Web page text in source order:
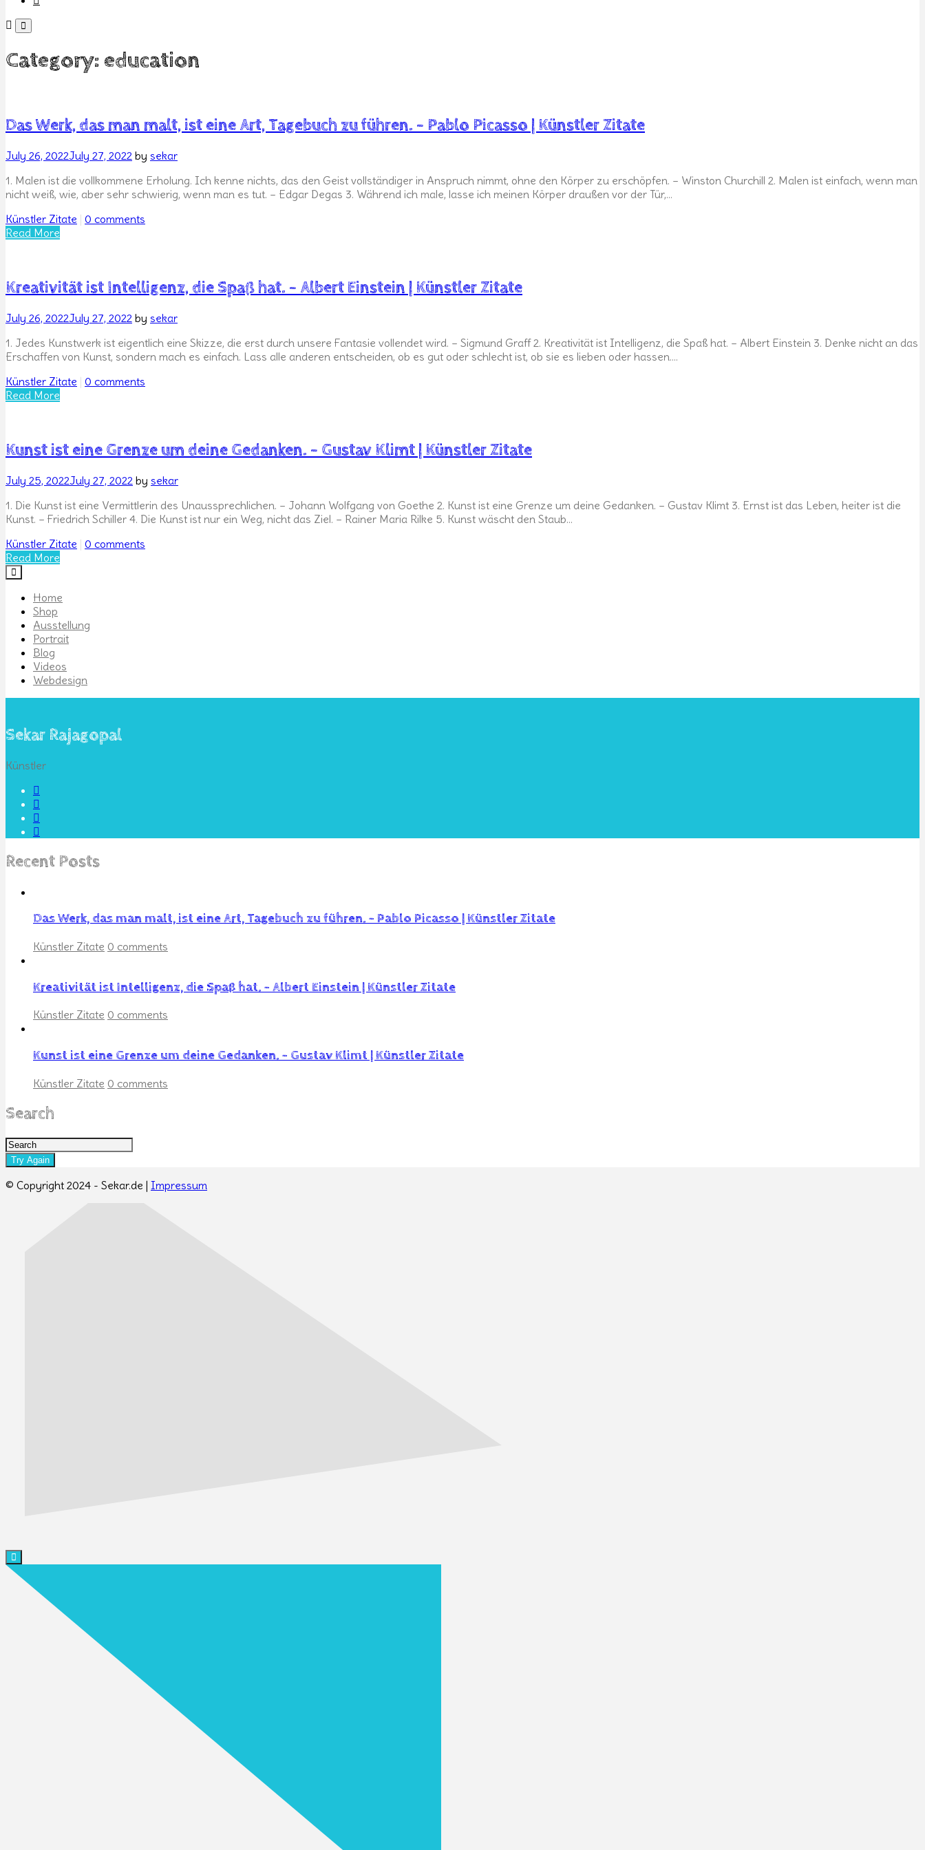
Category: education
Das Werk, das man malt, ist eine Art, Tagebuch zu führen. – Pablo Picasso | Künstler Zitate
Posted
July 26, 2022July 27, 2022 by sekar
1. Malen ist die vollkommene Erholung. Ich kenne nichts, das den Geist vollständiger in Anspruch nimmt, ohne den Körper zu erschöpfen. – Winston Churchill 2. Malen ist einfach, wenn man
nicht weiß, wie, aber sehr schwierig, wenn man es tut. – Edgar Degas 3. Während ich male, lasse ich meinen Körper draußen vor der Tür,…
Categories
Künstler Zitate 0 comments
Read More
Kreativität ist Intelligenz, die Spaß hat. – Albert Einstein | Künstler Zitate
Posted
July 26, 2022July 27, 2022 by sekar
1. Jedes Kunstwerk ist eigentlich eine Skizze, die erst durch unsere Fantasie vollendet wird. – Sigmund Graff 2. Kreativität ist Intelligenz, die Spaß hat. – Albert Einstein 3. Denke nicht an das
Erschaffen von Kunst, sondern mach es einfach. Lass alle anderen entscheiden, ob es gut oder schlecht ist, ob sie es lieben oder hassen….
Categories
Künstler Zitate 0 comments
Read More
Kunst ist eine Grenze um deine Gedanken. – Gustav Klimt | Künstler Zitate
Posted
July 25, 2022July 27, 2022 by sekar
1. Die Kunst ist eine Vermittlerin des Unaussprechlichen. – Johann Wolfgang von Goethe 2. Kunst ist eine Grenze um deine Gedanken. – Gustav Klimt 3. Ernst ist das Leben, heiter ist die
Kunst. – Friedrich Schiller 4. Die Kunst ist nur ein Weg, nicht das Ziel. – Rainer Maria Rilke 5. Kunst wäscht den Staub…
Categories
Künstler Zitate | 0 comments
Read More
Home
Shop
Ausstellung
Portrait
Blog
Videos
Webdesign
Sekar Rajagopal
Künstler
Recent Posts
Das Werk, das man malt, ist eine Art, Tagebuch zu führen. – Pablo Picasso | Künstler Zitate
Künstler Zitate 0 comments
Kreativität ist Intelligenz, die Spaß hat. – Albert Einstein | Künstler Zitate
Künstler Zitate 0 comments
Kunst ist eine Grenze um deine Gedanken. – Gustav Klimt | Künstler Zitate
Künstler Zitate 0 comments
Search
© Copyright 2024 - Sekar.de | Impressum